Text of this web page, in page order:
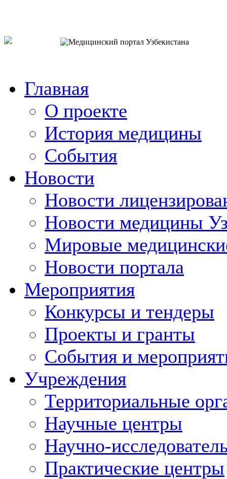
Главная
О проекте
История медицины
События
Новости
Новости
Новости медицины
Мировые
Новости портала
Мероприятия
Конкурсы и тендеры
Проекты и гранты
События и
Учреждения
Территориальные
Научные центры
Научно-
Практические центры